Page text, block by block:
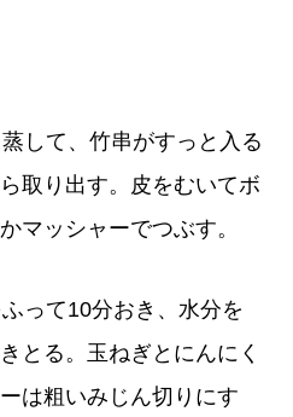
して、竹串がすっと入る
取り出す。皮をむいてボ
マッシャーでつぶす。
って10分おき、水分を
とる。玉ねぎとにんにく
は粗いみじん切りにす